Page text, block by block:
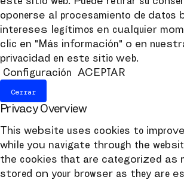
oponerse al procesamiento de datos
intereses legítimos en cualquier
clic en "Más información" o en
privacidad en este sitio web.
Configuración
ACEPTAR
Cerrar
Privacy Overview
This website uses cookies to
while you navigate through the
the cookies that are categorized as
stored on your browser as they are